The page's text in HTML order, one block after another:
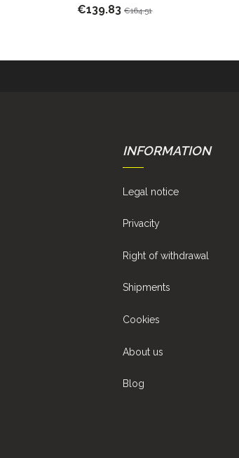
€139.83 €164.51
INFORMATION
Legal notice
Privacity
Right of withdrawal
Shipments
Cookies
About us
Blog